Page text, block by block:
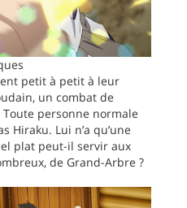
petit à petit à leur
un combat de
personne normale
Hiraku. Lui n’a qu’une
plat peut-il servir aux
de Grand-Arbre ?